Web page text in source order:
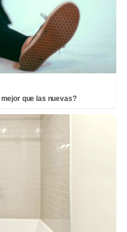
que las nuevas?